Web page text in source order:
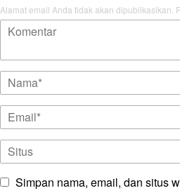
Alamat email Anda tidak akan dipublikasikan.
Simpan nama, email, dan situs